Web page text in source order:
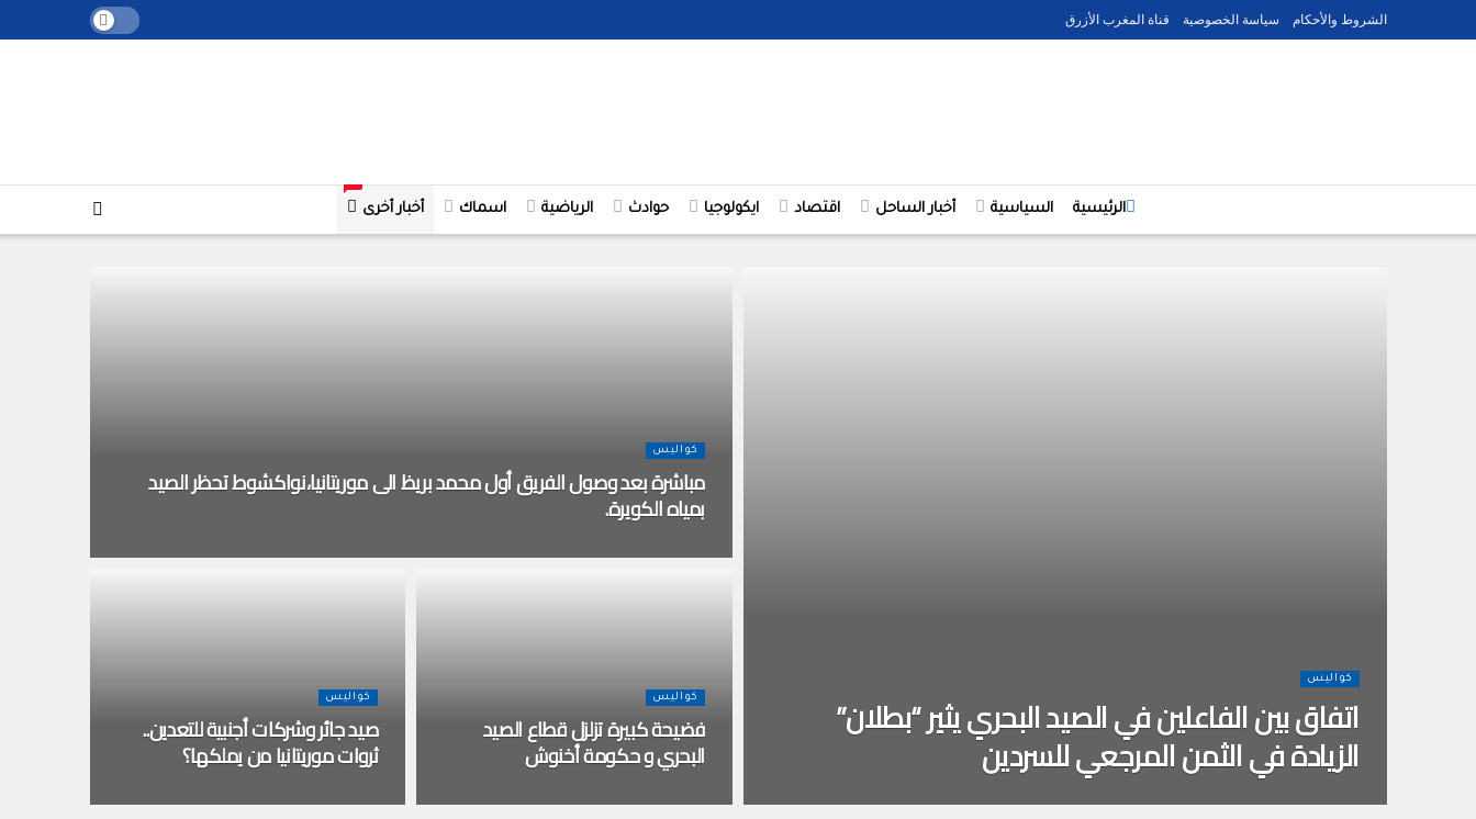
الشروط والأحكام سياسة الخصوصية قناة المغرب الأزرق
الرئيسية السياسية أخبار الساحل اقتصاد ايكولوجيا حوادث الرياضية اسماك أخبار أخرى
+
كواليس
اتفاق بين الفاعلين في الصيد البحري يثير “بطلان”
الزيادة في الثمن المرجعي للسردين
كواليس
مباشرة بعد وصول الفريق أول محمد بريظ الى موريتانيا،نواكشوط تحظر الصيد
بمياه الكويرة.
كواليس
فضيحة كبيرة تزلزل قطاع الصيد
البحري و حكومة أخنوش
كواليس
صيد جائر وشركات أجنبية للتعدين..
ثروات موريتانيا من يملكها؟